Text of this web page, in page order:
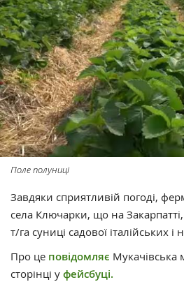
Поле полуниці
Завдяки сприятливій погоді,
села Ключарки, що на
т/га суниці садової італійських і
Про це повідомляє Мукачівська
сторінці у фейсбуці.